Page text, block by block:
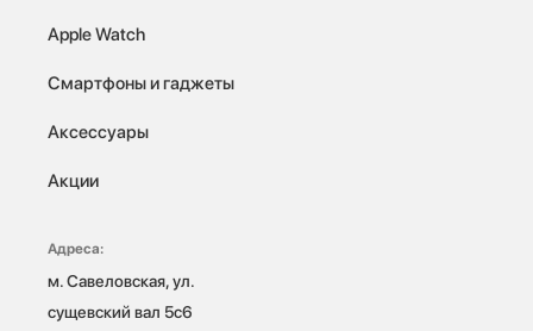
Apple Watch
Смартфоны и гаджеты
Аксессуары
Акции
Адреса:
м. Савеловская, ул.
сущевский вал 5с6